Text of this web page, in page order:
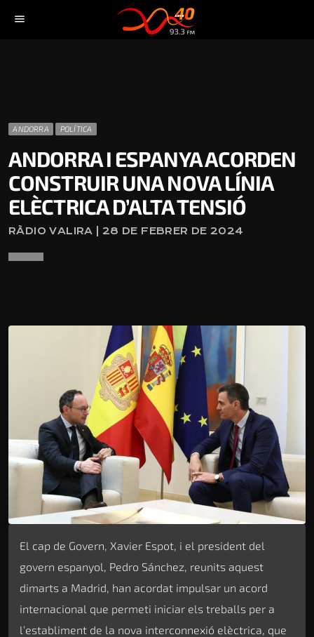
menu
ANDORRA POLÍTICA
ANDORRA I ESPANYA ACORDEN
CONSTRUIR UNA NOVA LÍNIA
ELÈCTRICA D’ALTA TENSIÓ
RÀDIO VALIRA | 28 DE FEBRER DE 2024
El cap de Govern, Xavier Espot, i el president del
govern espanyol, Pedro Sánchez, reunits aquest
dimarts a Madrid, han acordat impulsar un acord
internacional que permeti iniciar els treballs per a
l’establiment de la nova interconnexió elèctrica, que